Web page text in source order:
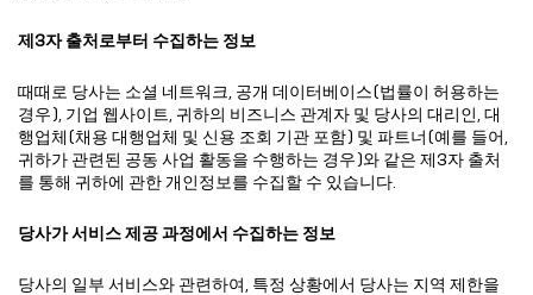
제3자 출처로부터 수집하는 정보
때때로 당사는 소셜 네트워크, 공개 데이터베이스(법률이 허용하는
경우), 기업 웹사이트, 귀하의 비즈니스 관계자 및 당사의 대리인, 대
행업체(채용 대행업체 및 신용 조회 기관 포함) 및 파트너(예를 들어,
귀하가 관련된 공동 사업 활동을 수행하는 경우)와 같은 제3자 출처
를 통해 귀하에 관한 개인정보를 수집할 수 있습니다.
당사가 서비스 제공 과정에서 수집하는 정보
당사의 일부 서비스와 관련하여, 특정 상황에서 당사는 지역 제한을